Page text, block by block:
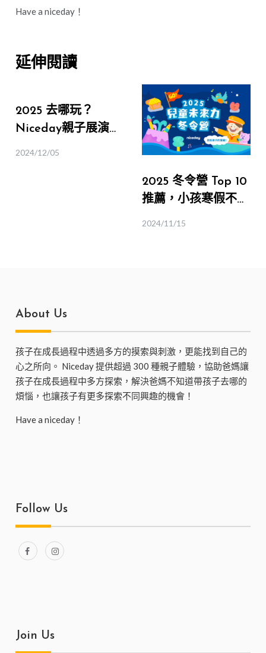
Have a niceday！
延伸閱讀
2025 去哪玩？
Niceday親子展演行
事曆，讓你週末想出
2024/12/05
2025 冬令營 Top 10
推薦，小孩寒假不無
2024/11/15
About Us
孩子在成長過程中透過多方的摸索與刺激，更能找到自己的
心之所向。 Niceday 提供超過 300 種親子體驗，協助爸媽讓
孩子在成長過程中多方探索，解決爸媽不知道帶孩子去哪的
煩惱，也讓孩子有更多探索不同興趣的機會！
Have a niceday！
Follow Us
Join Us